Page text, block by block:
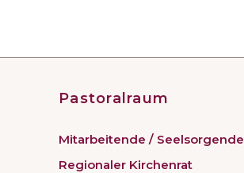
Pastoralraum
Mitarbeitende / Seelsorgende
Regionaler Kirchenrat